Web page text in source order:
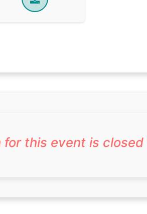
for this event is closed